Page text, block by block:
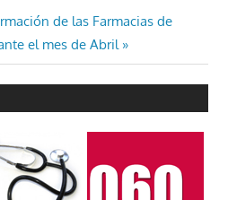
de las Farmacias de
el mes de Abril